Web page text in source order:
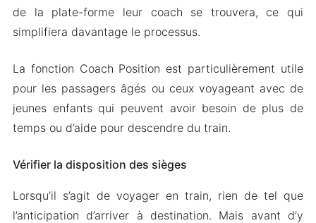
de la plate-forme leur coach se trouvera, ce qui
simplifiera davantage le processus.
La fonction Coach Position est particulièrement utile
pour les passagers âgés ou ceux voyageant avec de
jeunes enfants qui peuvent avoir besoin de plus de
temps ou d’aide pour descendre du train.
Vérifier la disposition des sièges
Lorsqu’il s’agit de voyager en train, rien de tel que
l’anticipation d’arriver à destination. Mais avant d’y